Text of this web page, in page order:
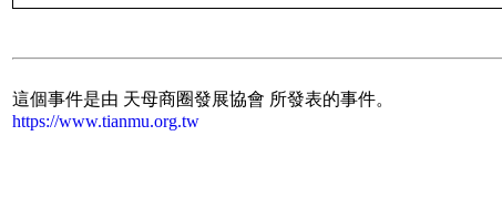
這個事件是由 天母商圈發展協會 所發表的事件。
https://www.tianmu.org.tw